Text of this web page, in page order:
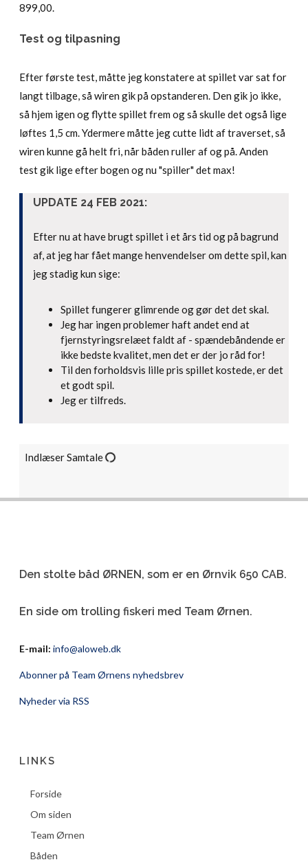
899,00.
Test og tilpasning
Efter første test, måtte jeg konstatere at spillet var sat for
langt tilbage, så wiren gik på opstanderen. Den gik jo ikke,
så hjem igen og flytte spillet frem og så skulle det også lige
løftes 1,5 cm. Ydermere måtte jeg cutte lidt af traverset, så
wiren kunne gå helt fri, når båden ruller af og på. Anden
test gik lige efter bogen og nu "spiller" det max!
UPDATE 24 FEB 2021:
Efter nu at have brugt spillet i et års tid og på bagrund
af, at jeg har fået mange henvendelser om dette spil, kan
jeg stadig kun sige:
Spillet fungerer glimrende og gør det det skal.
Jeg har ingen problemer haft andet end at
fjernstyringsrelæet faldt af - spændebåndende er
ikke bedste kvalitet, men det er der jo råd for!
Til den forholdsvis lille pris spillet kostede, er det
et godt spil.
Jeg er tilfreds.
Indlæser Samtale
Den stolte båd ØRNEN, som er en Ørnvik 650 CAB.
En side om trolling fiskeri med Team Ørnen.
E-mail: info@aloweb.dk
Abonner på Team Ørnens nyhedsbrev
Nyheder via RSS
LINKS
Forside
Om siden
Team Ørnen
Båden